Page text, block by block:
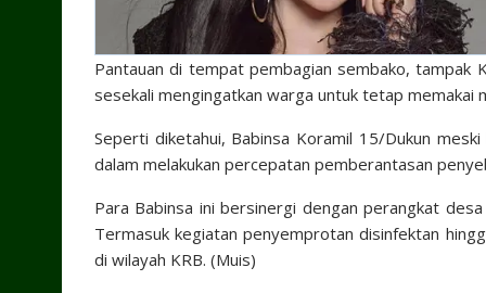
Pantauan di tempat pembagian sembako, tampak
sesekali mengingatkan warga untuk tetap memakai
Seperti diketahui, Babinsa Koramil 15/Dukun
dalam melakukan percepatan pemberantasan
Para Babinsa ini bersinergi dengan perangkat
Termasuk kegiatan penyemprotan disinfektan
di wilayah KRB. (Muis)